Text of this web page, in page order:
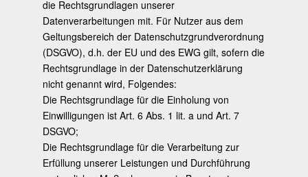
die Rechtsgrundlagen unserer
Datenverarbeitungen mit. Für Nutzer aus dem
Geltungsbereich der Datenschutzgrundverordnung
(DSGVO), d.h. der EU und des EWG gilt, sofern die
Rechtsgrundlage in der Datenschutzerklärung
nicht genannt wird, Folgendes:
Die Rechtsgrundlage für die Einholung von
Einwilligungen ist Art. 6 Abs. 1 lit. a und Art. 7
DSGVO;
Die Rechtsgrundlage für die Verarbeitung zur
Erfüllung unserer Leistungen und Durchführung